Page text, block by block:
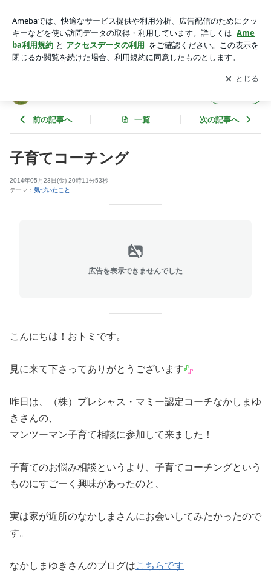
アプリをダウンロードして ブログの更新通知
を受け取りまし
ょう。
開く
前の記事へ 一覧 次の記事へ
子育てコーチング
2014年05月23日(金) 20時11分53秒
テーマ： 気づいたこと
広告を表示できませんでした
こんにちは！おトミです。
見に来て下さってありがとうございます
昨日は、（株）プレシャス・マミー認定コーチなかしまゆ
きさんの、
マンツーマン子育て相談に参加して来ました！
子育てのお悩み相談というより、子育てコーチングという
ものにすごーく興味があったのと、
実は家が近所のなかしまさんにお会いしてみたかったので
す。
なかしまゆきさんのブログはこちらです